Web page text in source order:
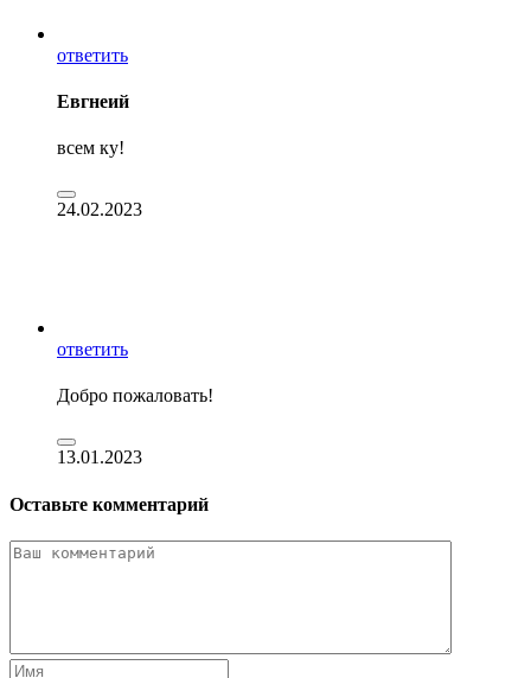
ответить
Евгнеий
всем ку!
24.02.2023
ответить
Добро пожаловать!
13.01.2023
Оставьте комментарий